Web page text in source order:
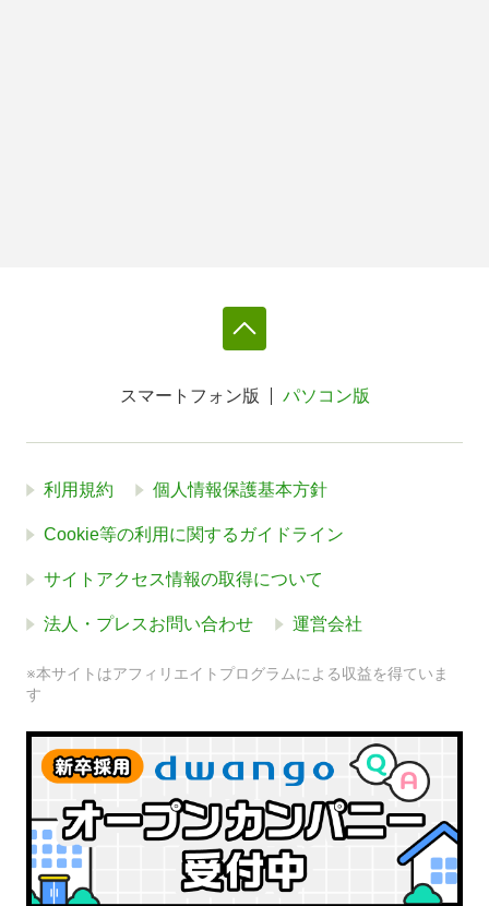
スマートフォン版 パソコン版
利用規約 個人情報保護基本方針
Cookie等の利用に関するガイドライン
サイトアクセス情報の取得について
法人・プレスお問い合わせ 運営会社
※本サイトはアフィリエイトプログラムによる収益を得ていま
す